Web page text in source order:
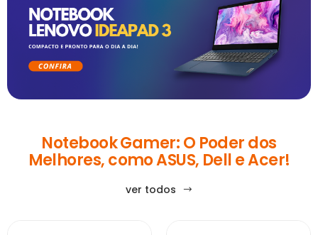
Notebook Gamer: O Poder dos
Melhores, como ASUS, Dell e Acer!
ver todos